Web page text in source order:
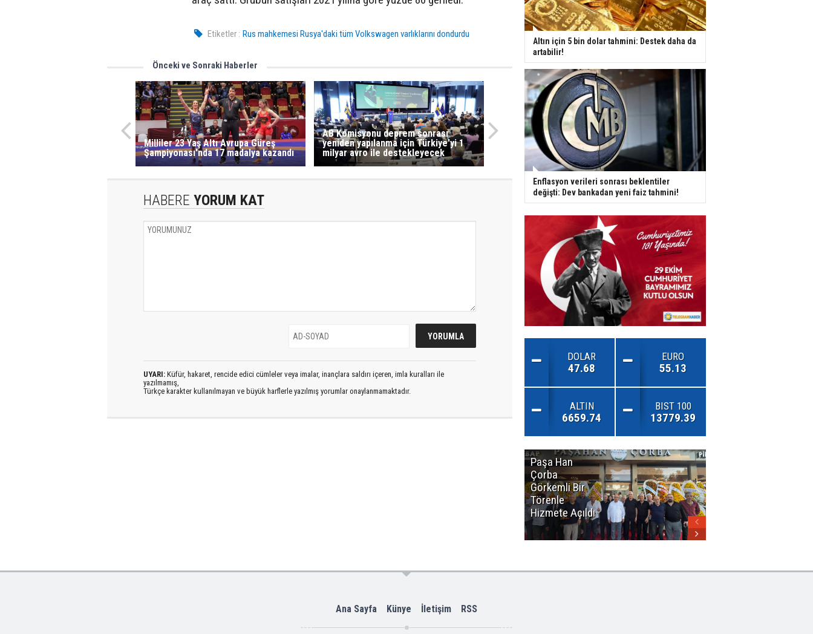
Etiketler : Rus mahkemesi Rusya'daki tüm Volkswagen varlıklarını dondurdu
Önceki ve Sonraki Haberler
Milliler 23 Yaş Altı Avrupa Güreş
Şampiyonası'nda 17 madalya kazandı
AB Komisyonu deprem sonrası
yeniden yapılanma için Türkiye'yi 1
milyar avro ile destekleyecek
HABERE YORUM KAT
UYARI: Küfür, hakaret, rencide edici cümleler veya imalar, inançlara saldırı içeren, imla kuralları ile
yazılmamış,
Türkçe karakter kullanılmayan ve büyük harflerle yazılmış yorumlar onaylanmamaktadır.
Altın için 5 bin dolar tahmini: Destek daha da
artabilir!
Enflasyon verileri sonrası beklentiler
değişti: Dev bankadan yeni faiz tahmini!
DOLAR
47.68
EURO
55.13
ALTIN
6659.74
BIST 100
13779.39
Paşa Han
Çorba
Görkemli Bir
Törenle
Hizmete Açıldı
Ana Sayfa Künye İletişim RSS